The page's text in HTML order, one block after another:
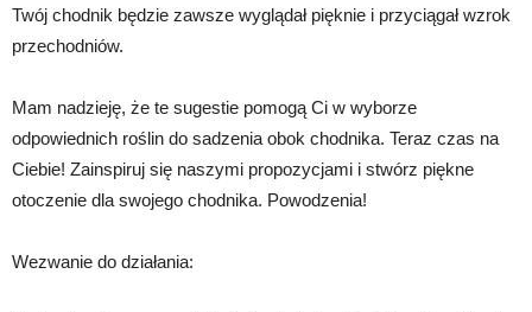
Twój chodnik będzie zawsze wyglądał pięknie i przyciągał wzrok
przechodniów.
Mam nadzieję, że te sugestie pomogą Ci w wyborze
odpowiednich roślin do sadzenia obok chodnika. Teraz czas na
Ciebie! Zainspiruj się naszymi propozycjami i stwórz piękne
otoczenie dla swojego chodnika. Powodzenia!
Wezwanie do działania: